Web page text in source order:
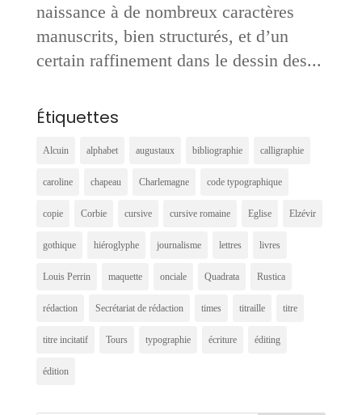
naissance à de nombreux caractères
manuscrits, bien structurés, et d’un
certain raffinement dans le dessin des...
Étiquettes
Alcuin alphabet augustaux bibliographie calligraphie
caroline chapeau Charlemagne code typographique
copie Corbie cursive cursive romaine Eglise Elzévir
gothique hiéroglyphe journalisme lettres livres
Louis Perrin maquette onciale Quadrata Rustica
rédaction Secrétariat de rédaction times titraille titre
titre incitatif Tours typographie écriture éditing
édition